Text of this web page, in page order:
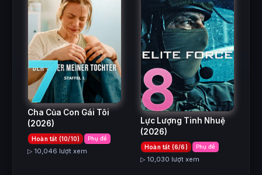
7
Cha Của Con Gái Tôi
(2026)
Hoàn tất (10/10) Phụ đề
▷ 10,046 lượt xem
8
Lực Lượng Tinh Nhuệ
(2026)
Hoàn tất (6/6) Phụ đề
▷ 10,030 lượt xem